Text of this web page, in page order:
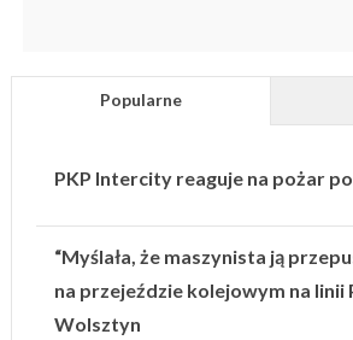
Popularne
PKP Intercity reaguje na pożar
“Myślała, że maszynista ją
na przejeździe kolejowym na linii
Wolsztyn